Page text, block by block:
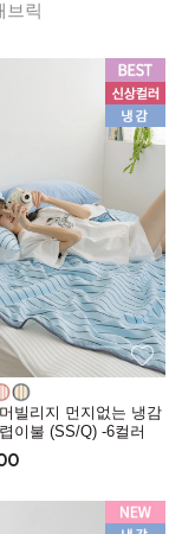
브릭
빌리지 먼지없는 냉감
이불 (SS/Q) -6컬러